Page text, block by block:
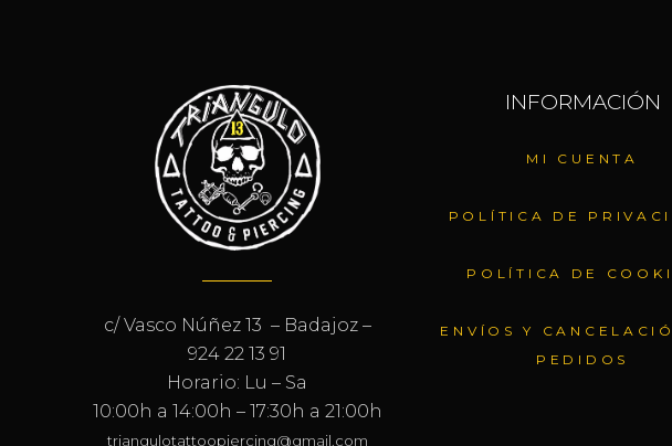
c/ Vasco Núñez 13 – Badajoz –
924 22 13 91
Horario: Lu – Sa
10:00h a 14:00h – 17:30h a 21:00h
triangulotattoopiercing@gmail.com
INFORMACIÓN
MI CUENTA
POLÍTICA DE
POLÍTICA DE
ENVÍOS Y
PEDIDOS